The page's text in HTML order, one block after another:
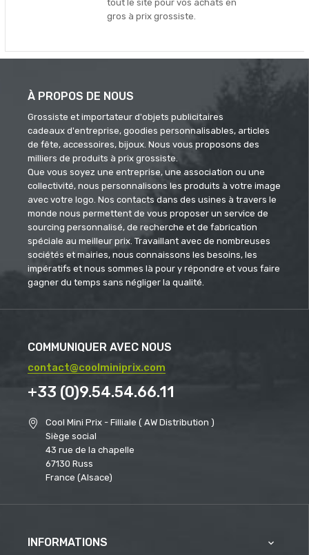
tout le site pour vos achats en
gros à prix grossiste.
À PROPOS DE NOUS
Grossiste et importateur d'objets publicitaires
cadeaux d'entreprise, goodies personnalisables, articles
de fête, accessoires, bijoux. Nous vous proposons des
milliers de produits à prix grossiste.
Que vous soyez une entreprise, une association ou une
collectivité, nous personnalisons les produits à votre image
avec votre logo. Nos contacts dans des usines à travers le
monde nous permettent de vous proposer un service de
sourcing personnalisé, de recherche et de fabrication
spéciale au meilleur prix. Travaillant avec de nombreuses
sociétés et mairies, nous connaissons les besoins, les
impératifs et nous sommes là pour y répondre et vous faire
gagner du temps sans négliger la qualité.
COMMUNIQUER AVEC NOUS
contact@coolminiprix.com
+33 (0)9.54.54.66.11
Cool Mini Prix - Filliale ( AW Distribution )
Siège social
43 rue de la chapelle
67130 Russ
France (Alsace)
INFORMATIONS 